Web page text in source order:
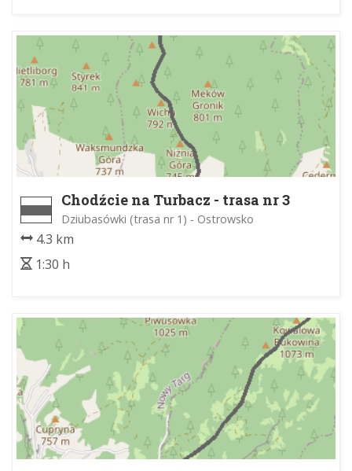
Chodźcie na Turbacz - trasa nr 3
Dziubasówki (trasa nr 1) - Ostrowsko
4.3 km
1:30 h